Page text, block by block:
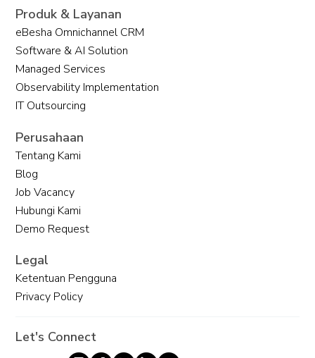
CRM Berbasis AI untuk Masa Depan
Bisnis
eBesha Omnichannel CRM
Software & AI Solution
Managed Services
Observability Implementation
IT Outsourcing
Produk & Layanan
Legal
Ketentuan Pengguna
Privacy Policy
Perusahaan
Tentang Kami
Blog
Job Vacancy
Hubungi Kami
Demo Request
Let's Connect